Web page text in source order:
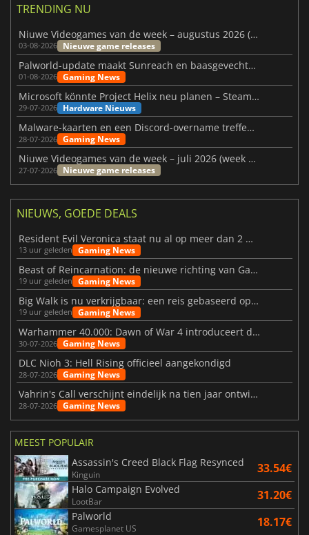
TRENDING NU
Niuwe Videogames van de week – augustus 2026 (week 32)
03-08-2026 Nieuwe game releases
Palworld-update maakt Sunreach en baasgevechten stabieler
01-08-2026 Gaming News
Microsoft könnte Project Helix neu planen – Steam-Support wackelt
29-07-2026 Hardware Nieuws
Malware-kaarten en een Discord-overname treffen Meccha Chameleon
28-07-2026 Gaming News
Niuwe Videogames van de week – juli 2026 (week 31)
27-07-2026 Nieuwe game releases
NIEUWS, GOEDE DEALS
Resident Evil Veronica staat nu al op meer dan 2 miljoen verlanglijstjes
13 uur geleden Gaming News
Beast of Reincarnation: de nieuwe richting van Game Freak
19 uur geleden Gaming News
Big Walk is nu verkrijgbaar: een reis gebaseerd op vriendschap
19 uur geleden Gaming News
Warhammer 40.000: Dawn of War 4 introduceert de Necron-factie
30-07-2026 Gaming News
DLC Nioh 3: Hell Rising officieel aangekondigd
28-07-2026 Gaming News
Vahrin's Call verschijnt eindelijk na tien jaar ontwikkeling
28-07-2026 Gaming News
MEEST POPULAIR
Assassin's Creed Black Flag Resynced
Kinguin 33.54€
Halo Campaign Evolved
LootBar 31.20€
Palworld
Gamesplanet US 18.17€